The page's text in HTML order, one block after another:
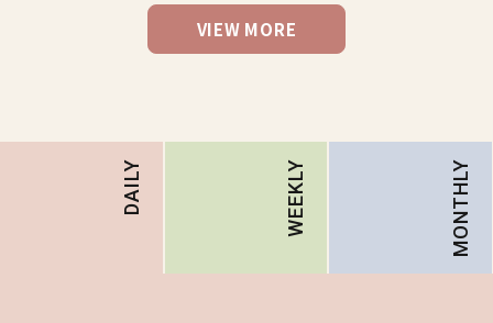
VIEW MORE
DAILY WEEKLY MONTHLY